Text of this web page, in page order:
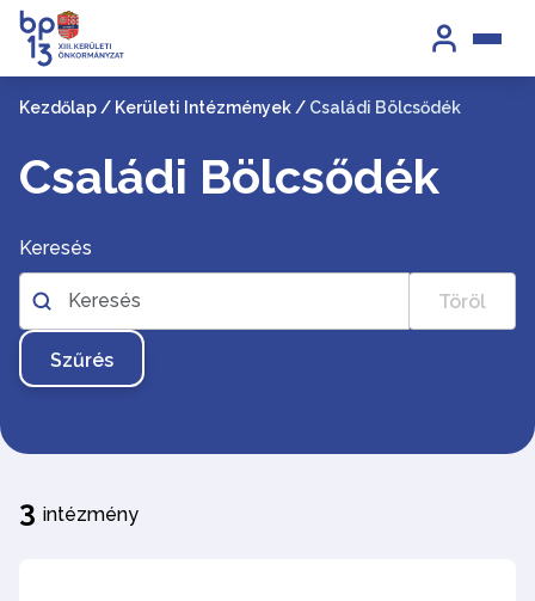
Kezdőlap / Kerületi Intézmények / Családi Bölcsődék
Családi Bölcsődék
Keresés
Töröl
Szűrés
3 intézmény